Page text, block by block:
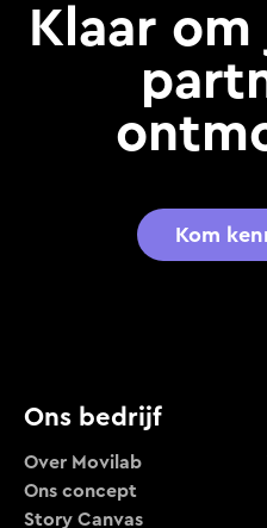
Klaar
Kom
Ons bedrijf
Over Movilab
Ons concept
Story Canvas